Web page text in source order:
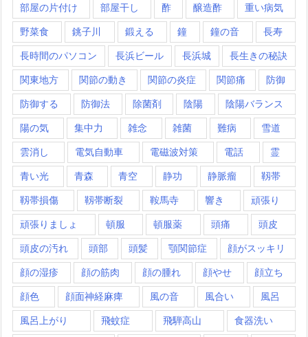
部屋の片付け 部屋干し 酢 醸造酢 重い病気
野菜食 銚子川 鍛える 鐘 鐘の音 長寿
長時間のパソコン 長浜ビール 長浜城 長生きの秘訣
関東地方 関節の動き 関節の炎症 関節痛 防御
防御する 防御法 除菌剤 陰陽 陰陽バランス
陽の気 集中力 雑念 雑菌 難病 雪道
雲消し 電気自動車 電磁波対策 電話 霊
青い光 青森 青空 静功 静脈瘤 靱帯
靱帯損傷 靱帯断裂 鞍馬寺 響き 頑張り
頑張りましょ 頓服 頓服薬 頭痛 頭皮
頭皮の汚れ 頭部 頭髪 顎関節症 顔がスッキリ
顔の湿疹 顔の筋肉 顔の腫れ 顔やせ 顔立ち
顔色 顔面神経麻痺 風の音 風合い 風呂
風呂上がり 飛蚊症 飛騨高山 食器洗い